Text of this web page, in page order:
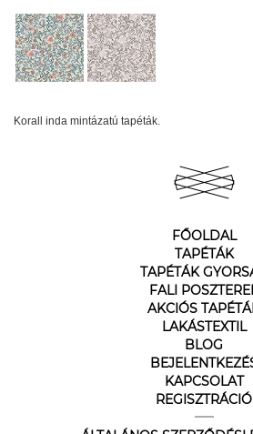
Korall inda mintázatú tapéták.
FŐOLDAL
TAPÉTÁK
TAPÉTÁK
FALI
AKCIÓS
LAKÁSTEXTIL
BLOG
KAPCSOLAT
REGISZTRÁCIÓ